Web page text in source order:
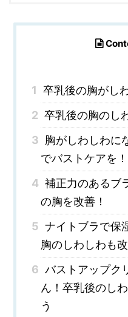
1 卒乳後の胸がし
2 卒乳後の胸のし
3 胸がしわしわに
でバストケアを！
4 補正力のあるブ
の胸を改善！
5 ナイトブラで保
胸のしわしわも
6 バストアップク
ん！卒乳後のし
う